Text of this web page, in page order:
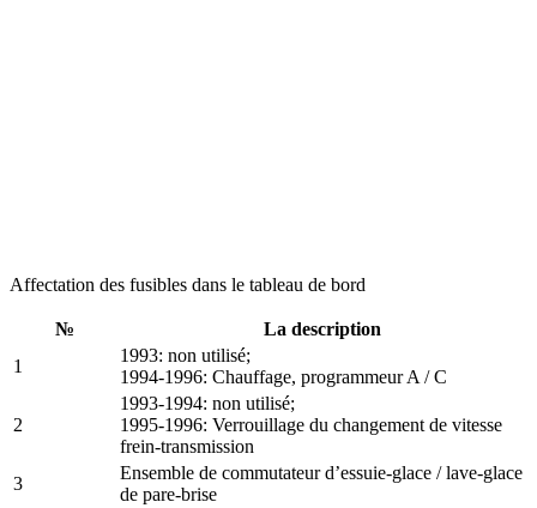
Affectation des fusibles dans le tableau de bord
№
La description
1
1993: non utilisé;
1994-1996: Chauffage, programmeur A / C
2
1993-1994: non utilisé;
1995-1996: Verrouillage du changement de vitesse
frein-transmission
3
Ensemble de commutateur d’essuie-glace / lave-glace
de pare-brise